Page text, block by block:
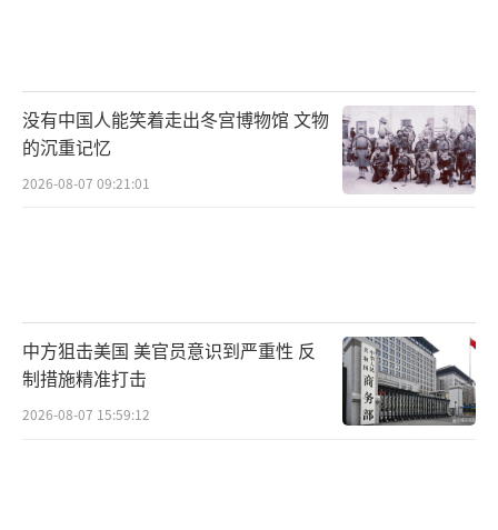
没有中国人能笑着走出冬宫博物馆 文物
的沉重记忆
2026-08-07 09:21:01
中方狙击美国 美官员意识到严重性 反
制措施精准打击
2026-08-07 15:59:12